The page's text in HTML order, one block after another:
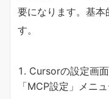
要になります。基
す。
Cursorの設定画
「MCP設定」メニ